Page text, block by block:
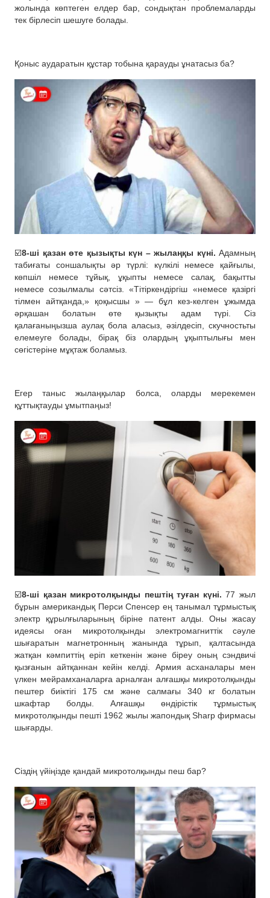
жолында көптеген елдер бар, сондықтан проблемаларды
тек бірлесіп шешуге болады.
Қоныс аударатын құстар тобына қарауды ұнатасыз ба?
☑️8-ші қазан өте қызықты күн – жылаңқы күні. Адамның
табиғаты соншалықты әр түрлі: күлкілі немесе қайғылы,
көпшіл немесе тұйық, ұқыпты немесе салақ, бақытты
немесе созылмалы сәтсіз. «Тітіркендіргіш «немесе қазіргі
тілмен айтқанда,» қоқысшы » — бұл кез-келген ұжымда
әрқашан болатын өте қызықты адам түрі. Сіз
қалағаныңызша аулақ бола аласыз, әзілдесіп, скучностьты
елемеуге болады, бірақ біз олардың ұқыптылығы мен
сөгістеріне мұқтаж боламыз.
Егер таныс жылаңқылар болса, оларды мерекемен
құттықтауды ұмытпаңыз!
☑️8-ші қазан микротолқынды пештің туған күні. 77 жыл
бұрын американдық Перси Спенсер ең танымал тұрмыстық
электр құрылғыларының біріне патент алды. Оны жасау
идеясы оған микротолқынды электромагниттік сәуле
шығаратын магнетронның жанында тұрып, қалтасында
жатқан кәмпиттің еріп кеткенін және біреу оның сэндвичі
қызғанын айтқаннан кейін келді. Армия асханалары мен
үлкен мейрамханаларға арналған алғашқы микротолқынды
пештер биіктігі 175 см және салмағы 340 кг болатын
шкафтар болды. Алғашқы өндірістік тұрмыстық
микротолқынды пешті 1962 жылы жапондық Sharp фирмасы
шығарды.
Сіздің үйіңізде қандай микротолқынды пеш бар?